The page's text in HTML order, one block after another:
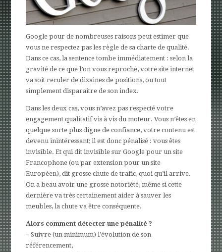
Google pour de nombreuses raisons peut estimer que
vous ne respectez pas les règle de sa charte de qualité.
Dans ce cas, la sentence tombe immédiatement : selon la
gravité de ce que l’on vous reproche, votre site internet
va soit reculer de dizaines de positions, ou tout
simplement disparaitre de son index.
Dans les deux cas, vous n’avez pas respecté votre
engagement qualitatif vis à vis du moteur. Vous n’êtes en
quelque sorte plus digne de confiance, votre contenu est
devenu inintéressant; il est donc pénalisé : vous êtes
invisible. Et qui dit invisible sur Google pour un site
Francophone (ou par extension pour un site
Européen), dit grosse chute de trafic, quoi qu’il arrive.
On a beau avoir une grosse notoriété, même si cette
dernière va très certainement aider à sauver les
meubles, la chute va être conséquente.
Alors comment détecter une pénalité ?
– Suivre (un minimum) l’évolution de son
référencement,